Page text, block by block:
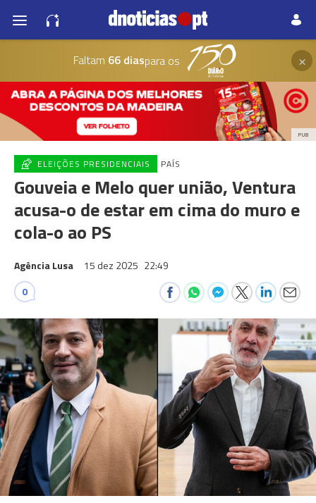
Faltam 66 diaspara os ×
PUB
ELEIÇÕES PRESIDENCIAIS PAÍS
Gouveia e Melo quer união, Ventura
acusa-o de estar em cima do muro e
cola-o ao PS
Agência Lusa 15 dez 2025 22:49
0